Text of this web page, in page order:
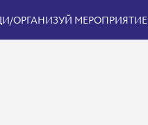
ОРГАНИЗУЙ МЕРОПРИЯТИЕ